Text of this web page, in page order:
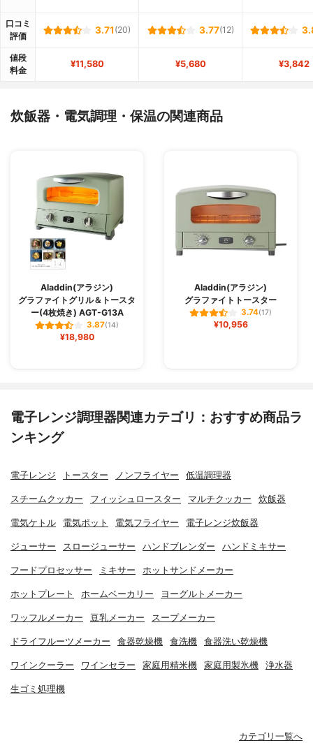
口コミ
評価
3.71 (20) 3.77(12)
値段
料金
¥11,580 ¥5,680 ¥3,842
炊飯器・電気調理・保温の関連商品
Aladdin(アラジン)
グラファイトグリル＆トースタ
ー(4枚焼き) AGT-G13A
3.87(14)
¥18,980
Aladdin(アラジン)
グラファイトトースター
3.74(17)
¥10,956
電子レンジ調理器関連カテゴリ：おすすめ商品ラ
ンキング
電子レンジ トースター ノンフライヤー 低温調理器
スチームクッカー フィッシュロースター マルチクッカー 炊飯器
電気ケトル 電気ポット 電気フライヤー 電子レンジ炊飯器
ジューサー スロージューサー ハンドブレンダー ハンドミキサー
フードプロセッサー ミキサー ホットサンドメーカー
ホットプレート ホームベーカリー ヨーグルトメーカー
ワッフルメーカー 豆乳メーカー スープメーカー
ドライフルーツメーカー 食器乾燥機 食洗機 食器洗い乾燥機
ワインクーラー ワインセラー 家庭用精米機 家庭用製氷機 浄水器
生ゴミ処理機
カテゴリ一覧へ